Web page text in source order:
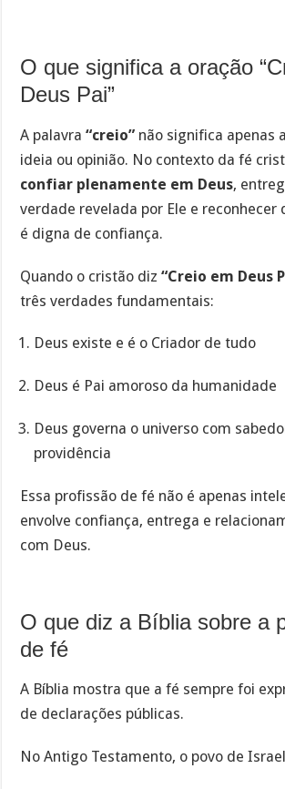
O que significa a oração
Deus Pai”
A palavra“creio” não significa apenas
ideia ou opinião. No contexto da fé
confiar plenamente em Deus,
verdade revelada por Ele e reconhecer
é digna de confiança.
Quando o cristão diz“Creio em Deus
três verdades fundamentais:
Deus existe e é o Criador de tudo
Deus é Pai amoroso da humanidade
Deus governa o universo com
providência
Essa profissão de fé não é apenas
envolve confiança, entrega e
com Deus.
O que diz a Bíblia sobre a
de fé
A Bíblia mostra que a fé sempre foi
de declarações públicas.
No Antigo Testamento, o povo de